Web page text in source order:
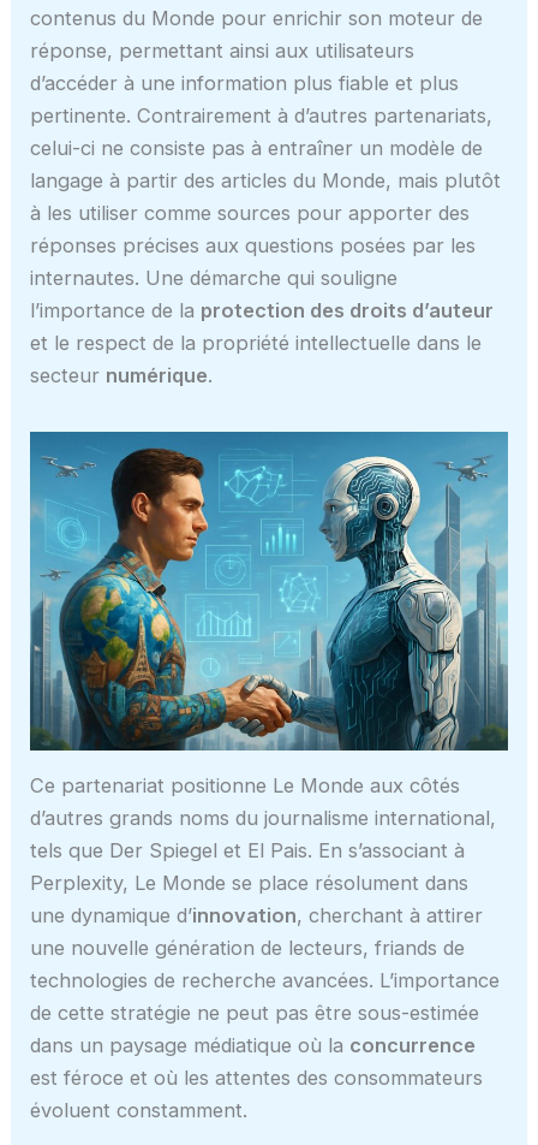
contenus du Monde pour enrichir son moteur de
réponse, permettant ainsi aux utilisateurs
d’accéder à une information plus fiable et plus
pertinente. Contrairement à d’autres partenariats,
celui-ci ne consiste pas à entraîner un modèle de
langage à partir des articles du Monde, mais plutôt
à les utiliser comme sources pour apporter des
réponses précises aux questions posées par les
internautes. Une démarche qui souligne
l’importance de la protection des droits d’auteur
et le respect de la propriété intellectuelle dans le
secteur numérique.
Ce partenariat positionne Le Monde aux côtés
d’autres grands noms du journalisme international,
tels que Der Spiegel et El Pais. En s’associant à
Perplexity, Le Monde se place résolument dans
une dynamique d’innovation, cherchant à attirer
une nouvelle génération de lecteurs, friands de
technologies de recherche avancées. L’importance
de cette stratégie ne peut pas être sous-estimée
dans un paysage médiatique où la concurrence
est féroce et où les attentes des consommateurs
évoluent constamment.